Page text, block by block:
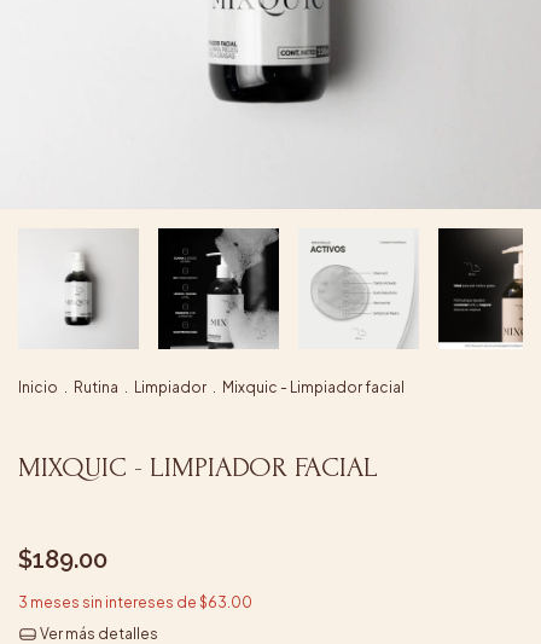
Inicio . Rutina . Limpiador . Mixquic - Limpiador facial
MIXQUIC - LIMPIADOR FACIAL
$189.00
3 meses sin intereses de $63.00
Ver más detalles